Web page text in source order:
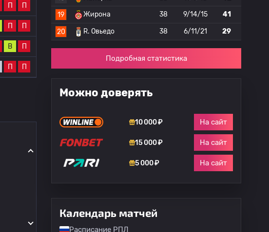
П П
П П
В П
П П
19 Жирона 38 9/14/15 41
20 R. Овьедо 38 6/11/21 29
Подробная статистика
Можно доверять
10 000 ₽ На сайт
15 000 ₽ На сайт
5 000 ₽ На сайт
Календарь матчей
Расписание РПЛ